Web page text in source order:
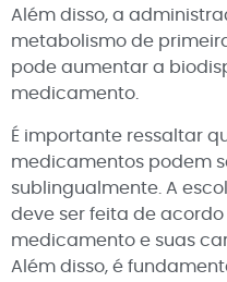
Além disso, a
metabolismo de
pode aumentar a
medicamento.
É importante ressaltar
medicamentos podem
sublingualmente. A
deve ser feita de
medicamento e suas
Além disso, é